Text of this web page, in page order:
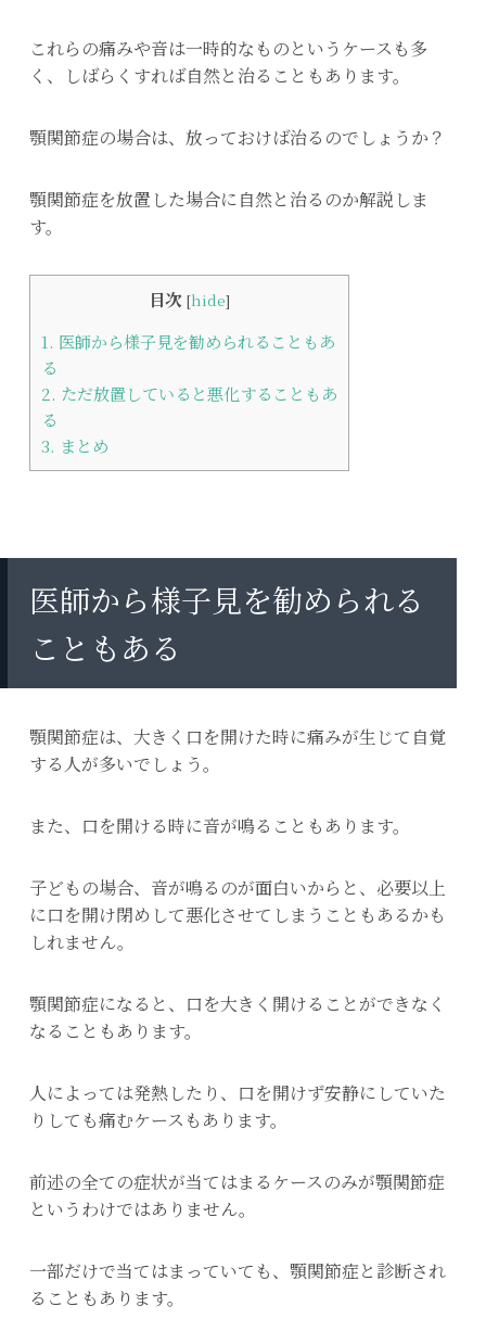
これらの痛みや音は一時的なものというケースも多
く、しばらくすれば自然と治ることもあります。
顎関節症の場合は、放っておけば治るのでしょうか？
顎関節症を放置した場合に自然と治るのか解説しま
す。
目次 [hide]
1. 医師から様子見を勧められることもあ
る
2. ただ放置していると悪化することもあ
る
3. まとめ
医師から様子見を勧められる
こともある
顎関節症は、大きく口を開けた時に痛みが生じて自覚
する人が多いでしょう。
また、口を開ける時に音が鳴ることもあります。
子どもの場合、音が鳴るのが面白いからと、必要以上
に口を開け閉めして悪化させてしまうこともあるかも
しれません。
顎関節症になると、口を大きく開けることができなく
なることもあります。
人によっては発熱したり、口を開けず安静にしていた
りしても痛むケースもあります。
前述の全ての症状が当てはまるケースのみが顎関節症
というわけではありません。
一部だけで当てはまっていても、顎関節症と診断され
ることもあります。